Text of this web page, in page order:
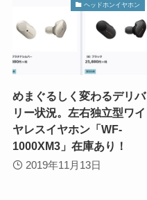
ヘッドホンイヤホン
めまぐるしく変わるデリバ
リー状況。左右独立型ワイ
ヤレスイヤホン「WF-
1000XM3」在庫あり！
2019年11月13日